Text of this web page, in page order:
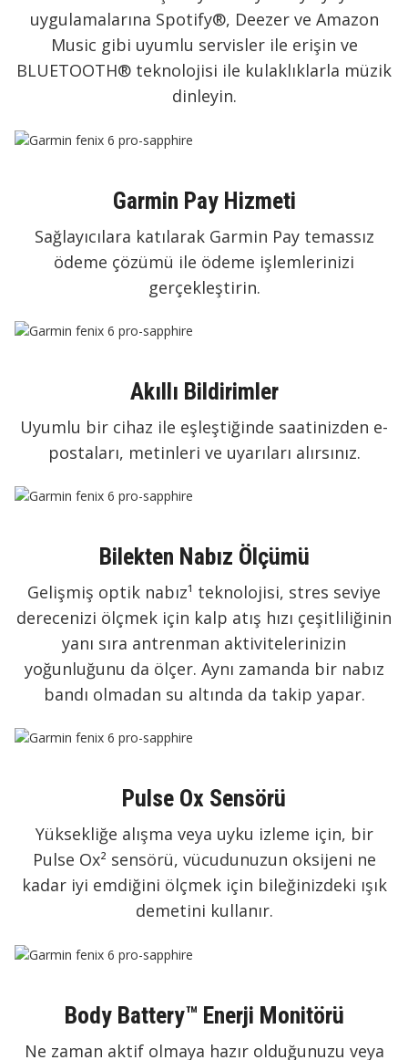
uygulamalarına Spotify®, Deezer ve Amazon
Music gibi uyumlu servisler ile erişin ve
BLUETOOTH® teknolojisi ile kulaklıklarla müzik
dinleyin.
Garmin Pay Hizmeti
Sağlayıcılara katılarak Garmin Pay temassız
ödeme çözümü ile ödeme işlemlerinizi
gerçekleştirin.
Akıllı Bildirimler
Uyumlu bir cihaz ile eşleştiğinde saatinizden e-
postaları, metinleri ve uyarıları alırsınız.
Bilekten Nabız Ölçümü
Gelişmiş optik nabız¹ teknolojisi, stres seviye
derecenizi ölçmek için kalp atış hızı çeşitliliğinin
yanı sıra antrenman aktivitelerinizin
yoğunluğunu da ölçer. Aynı zamanda bir nabız
bandı olmadan su altında da takip yapar.
Pulse Ox Sensörü
Yüksekliğe alışma veya uyku izleme için, bir
Pulse Ox² sensörü, vücudunuzun oksijeni ne
kadar iyi emdiğini ölçmek için bileğinizdeki ışık
demetini kullanır.
Body Battery™ Enerji Monitörü
Ne zaman aktif olmaya hazır olduğunuzu veya